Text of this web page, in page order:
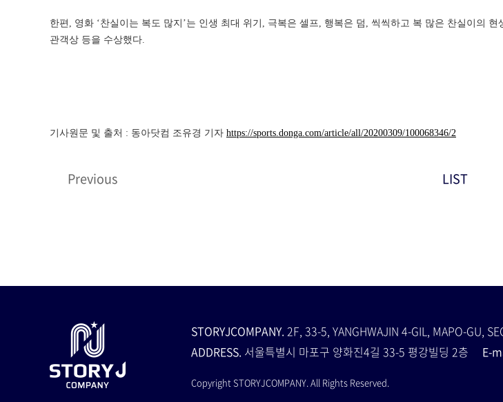
한편, 영화 ‘찬실이는 복도 많지’는 인생 최대 위기, 극복은 셀프, 행복은 덤, 씩씩하고 복 많은 찬실이의
관객상 등을 수상했다.
기사원문 및 출처 : 동아닷컴 조유경 기자 https://sports.donga.com/article/all/20200309/100068346/2
Previous LIST
STORYJCOMPANY. 2F, 33-5, YANGHWAJIN 4-GIL, MAPO-GU,
ADDRESS. 서울특별시 마포구 양화진4길 33-5 평강빌딩 2층 E-
Copyright STORYJCOMPANY. All Rights Reserved.